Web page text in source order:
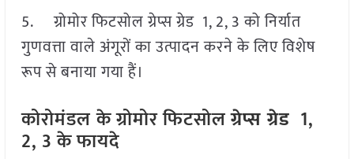
5. ग्रोमोर फिटसोल ग्रेप्स ग्रेड 1, 2, 3 को निर्यात
गुणवत्ता वाले अंगूरों का उत्पादन करने के लिए विशेष
रूप से बनाया गया हैं।
कोरोमंडलके ग्रोमोर फिटसोलग्रेप्स ग्रेड 1,
2, 3 के फायदे